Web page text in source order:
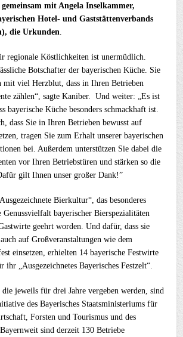
mit Angela Inselkammer,
Hotel- und Gaststättenverbands
die Urkunden
regionale Köstlichkeiten ist unermüdlich.
Botschafter der bayerischen Küche. Sie
mit viel Herzblut, dass in Ihren Betrieben
zählen“, sagte Kaniber. Und weiter: „Es ist
bayerische Küche besonders schmackhaft ist.
dass Sie in Ihren Betrieben bewusst auf
tragen Sie zum Erhalt unserer bayerischen
bei. Außerdem unterstützen Sie dabei die
vor Ihren Betriebstüren und stärken so die
gilt Ihnen unser großer Dank!”
Bierkultur“, das besonderes
bayerischer Bierspezialitäten
geehrt worden. Und dafür, dass sie
auf Großveranstaltungen wie dem
einsetzen, erhielten 14 bayerische Festwirte
ihr „Ausgezeichnetes Bayerisches Festzelt“.
jeweils für drei Jahre vergeben werden, sind
des Bayerisches Staatsministeriums für
Forsten und Tourismus und des
sind derzeit 130 Betriebe